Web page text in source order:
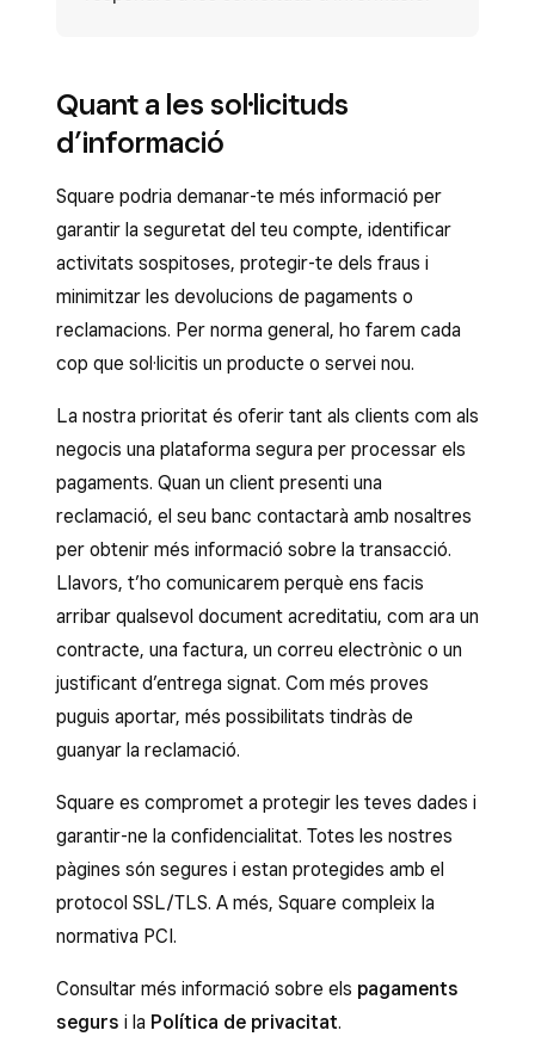
Quant a les sol·licituds
d’informació
Square podria demanar-te més informació per
garantir la seguretat del teu compte, identificar
activitats sospitoses, protegir-te dels fraus i
minimitzar les devolucions de pagaments o
reclamacions. Per norma general, ho farem cada
cop que sol·licitis un producte o servei nou.
La nostra prioritat és oferir tant als clients com als
negocis una plataforma segura per processar els
pagaments. Quan un client presenti una
reclamació, el seu banc contactarà amb nosaltres
per obtenir més informació sobre la transacció.
Llavors, t’ho comunicarem perquè ens facis
arribar qualsevol document acreditatiu, com ara un
contracte, una factura, un correu electrònic o un
justificant d’entrega signat. Com més proves
puguis aportar, més possibilitats tindràs de
guanyar la reclamació.
Square es compromet a protegir les teves dades i
garantir-ne la confidencialitat. Totes les nostres
pàgines són segures i estan protegides amb el
protocol SSL/TLS. A més, Square compleix la
normativa PCI.
Consultar més informació sobre els pagaments
segurs i la Política de privacitat.